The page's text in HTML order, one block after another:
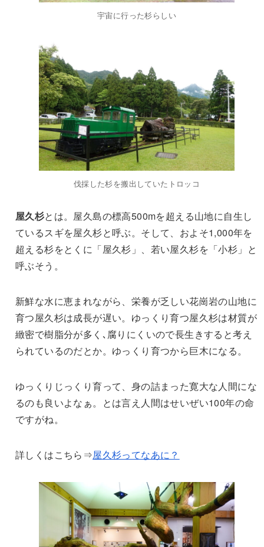
宇宙に行った杉らしい
伐採した杉を搬出していたトロッコ
屋久杉とは。屋久島の標高500mを超える山地に自生し
ているスギを屋久杉と呼ぶ。そして、およそ1,000年を
超える杉をとくに「屋久杉」、若い屋久杉を「小杉」と
呼ぶそう。
新鮮な水に恵まれながら、栄養が乏しい花崗岩の山地に
育つ屋久杉は成長が遅い。ゆっくり育つ屋久杉は材質が
緻密で樹脂分が多く､腐りにくいので長生きすると考え
られているのだとか。ゆっくり育つから巨木になる。
ゆっくりじっくり育って、身の詰まった寛大な人間にな
るのも良いよなぁ。とは言え人間はせいぜい100年の命
ですがね。
詳しくはこちら⇒屋久杉ってなあに？